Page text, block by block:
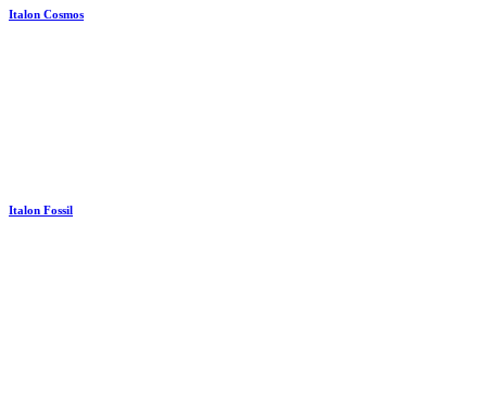
Italon Cosmos
Italon Fossil